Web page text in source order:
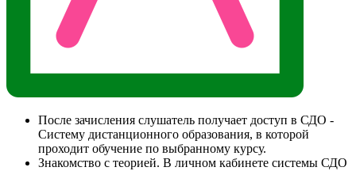
После зачисления слушатель получает доступ в СДО -
Систему дистанционного образования, в которой
проходит обучение по выбранному курсу.
Знакомство с теорией. В личном кабинете системы СДО